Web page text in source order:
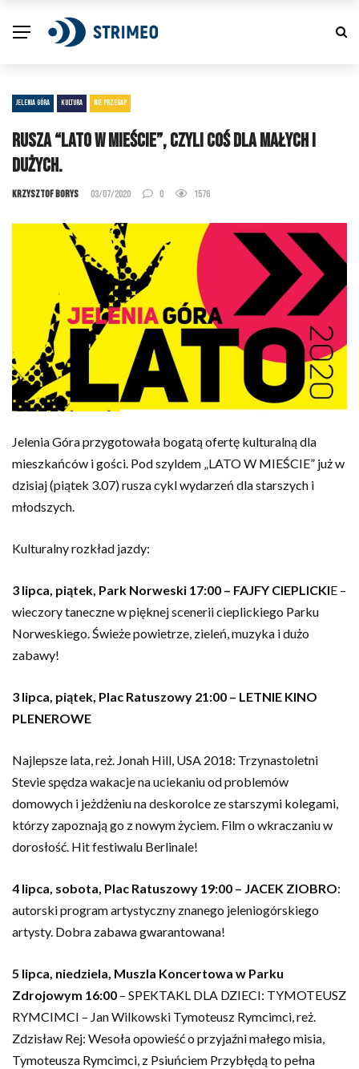
JELENIA GÓRA KULTURA NIE PRZEGAP
Rusza “Lato w mieście”, czyli coś dla małych i
dużych.
Krzysztof Borys 03/07/2020 0 1576
Jelenia Góra przygotowała bogatą ofertę kulturalną dla
mieszkańców i gości. Pod szyldem „LATO W MIEŚCIE” już w
dzisiaj (piątek 3.07) rusza cykl wydarzeń dla starszych i
młodszych.
Kulturalny rozkład jazdy:
3 lipca, piątek, Park Norweski 17:00 – FAJFY CIEPLICKIE –
wieczory taneczne w pięknej scenerii cieplickiego Parku
Norweskiego. Świeże powietrze, zieleń, muzyka i dużo
zabawy!
3 lipca, piątek, Plac Ratuszowy 21:00 – LETNIE KINO
PLENEROWE
Najlepsze lata, reż. Jonah Hill, USA 2018: Trzynastoletni
Stevie spędza wakacje na uciekaniu od problemów
domowych i jeżdżeniu na deskorolce ze starszymi kolegami,
którzy zapoznają go z nowym życiem. Film o wkraczaniu w
dorosłość. Hit festiwalu Berlinale!
4 lipca, sobota, Plac Ratuszowy 19:00 – JACEK ZIOBRO:
autorski program artystyczny znanego jeleniogórskiego
artysty. Dobra zabawa gwarantowana!
5 lipca, niedziela, Muszla Koncertowa w Parku
Zdrojowym 16:00 – SPEKTAKL DLA DZIECI: TYMOTEUSZ
RYMCIMCI – Jan Wilkowski Tymoteusz Rymcimci, reż.
Zdzisław Rej: Wesoła opowieść o przyjaźni małego misia,
Tymoteusza Rymcimci, z Psiuńciem Przybłędą to pełna